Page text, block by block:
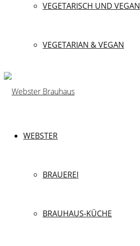
VEGETARISCH UND VEGAN
VEGETARIAN & VEGAN
WEBSTER
BRAUEREI
BRAUHAUS-KÜCHE